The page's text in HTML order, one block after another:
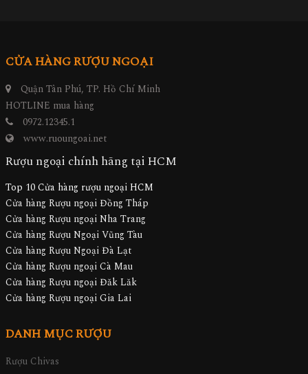
CỬA HÀNG RƯỢU NGOẠI
Quận Tân Phú, TP. Hồ Chí Minh
HOTLINE mua hàng
0972.12345.1
www.ruoungoai.net
Rượu ngoại chính hãng tại HCM
Top 10 Cửa hàng rượu ngoại HCM
Cửa hàng Rượu ngoại Đồng Tháp
Cửa hàng Rượu ngoại Nha Trang
Cửa hàng Rượu Ngoại Vũng Tàu
Cửa hàng Rượu Ngoại Đà Lạt
Cửa hàng Rượu ngoại Cà Mau
Cửa hàng Rượu ngoại Đăk Lăk
Cửa hàng Rượu ngoại Gia Lai
DANH MỤC RƯỢU
Rượu Chivas